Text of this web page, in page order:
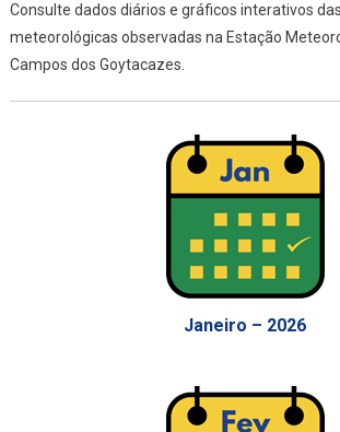
Consulte dados diários e gráficos interativos
meteorológicas observadas na Estação
Campos dos Goytacazes.
Janeiro – 2026